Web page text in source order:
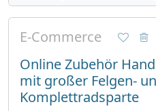
E-Commerce
Online Zubehör
mit großer Felgen-
Komplettradsparte